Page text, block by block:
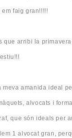
em faig gran!!!!!
que arribi la
meva amanida ideal
alvocats i
raf, que són ideals per
1 alvocat gran,